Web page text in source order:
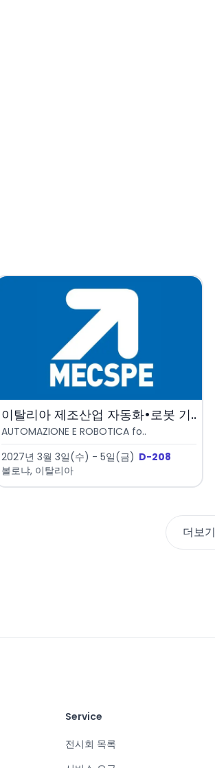
이탈리아 제조산업 자동화•로봇 기..
AUTOMAZIONE E ROBOTICA fo..
2027년 3월 3일(수) - 5일(금) D-208
볼로냐, 이탈리아
더보기
Service
전시회 목록